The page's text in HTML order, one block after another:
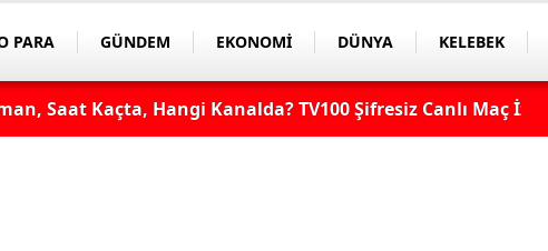
PARA GÜNDEM EKONOMİ DÜNYA KELEBEK
Saat Kaçta, Hangi Kanalda? TV100 Şifresiz Canlı Maç İzle